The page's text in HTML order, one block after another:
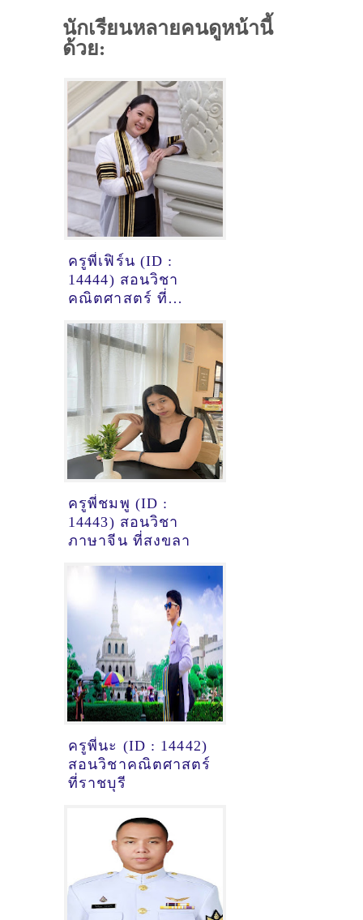
นักเรียนหลายคนดูหน้านี้
ด้วย:
ครูพี่เฟิร์น (ID :
14444) สอนวิชา
คณิตศาสตร์ ที่
ครูพี่ชมพู (ID :
14443) สอนวิชา
ภาษาจีน ที่สงขลา
ครูพี่นะ (ID : 14442)
สอนวิชาคณิตศาสตร์
ที่ราชบุรี